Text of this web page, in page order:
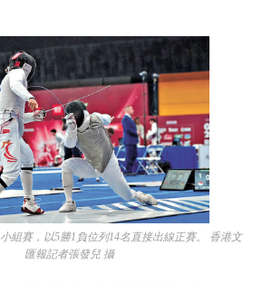
組賽，以5勝1負位列14名直接出線正賽。 香港文
匯報記者張發兒 攝